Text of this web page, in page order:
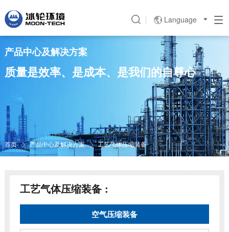
Language 
产品中心及解决方案
质量是效率、是成本、是我们的自尊心
首页  产品中心及解决方案  工艺气体压缩装备
工艺气体压缩装备 :
空气压缩装备